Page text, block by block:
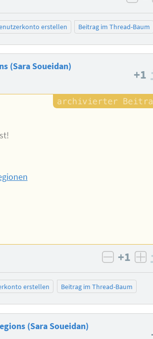
erstellen Beitrag im Thread-Baum
(Sara Soueidan)
+1
negativ
+1
erstellen Beitrag im Thread-Baum
(Sara Soueidan)